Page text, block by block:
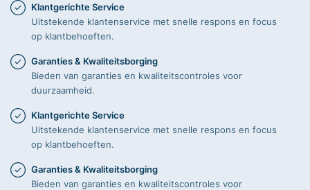
Klantgerichte Service
Uitstekende klantenservice met snelle respons en focus
op klantbehoeften.
Garanties & Kwaliteitsborging
Bieden van garanties en kwaliteitscontroles voor
duurzaamheid.
Klantgerichte Service
Uitstekende klantenservice met snelle respons en focus
op klantbehoeften.
Garanties & Kwaliteitsborging
Bieden van garanties en kwaliteitscontroles voor